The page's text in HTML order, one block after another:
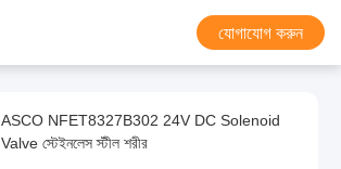
যোগাযোগ করুন
ASCO NFET8327B302 24V DC Solenoid
Valve স্টেইনলেস স্টীল শরীর